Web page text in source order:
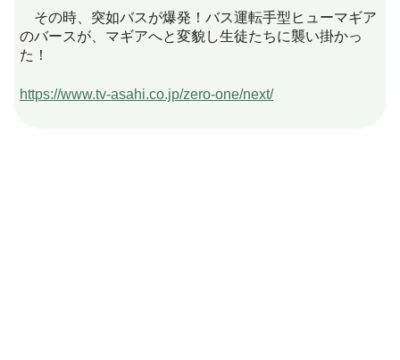
その時、突如バスが爆発！バス運転手型ヒューマギア
のバースが、マギアへと変貌し生徒たちに襲い掛かっ
た！
https://www.tv-asahi.co.jp/zero-one/next/